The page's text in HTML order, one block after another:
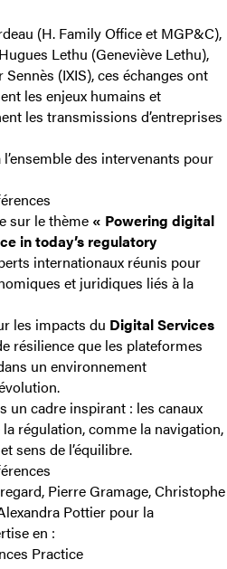
(H. Family Office et MGP&C),
Lethu (Geneviève Lethu),
(IXIS), ces échanges ont
les enjeux humains et
les transmissions d’entreprises
des intervenants pour
sur le thème « Powering digital
in today’s regulatory
internationaux réunis pour
et juridiques liés à la
les impacts du Digital Services
résilience que les plateformes
un environnement
un cadre inspirant : les canaux
régulation, comme la navigation,
sens de l’équilibre.
Pierre Gramage, Christophe
Pottier pour la
en :
Practice